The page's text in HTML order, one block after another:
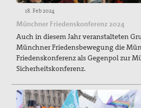
18. Feb 2024
Münchner Friedenskonferenz 2024
Auch in diesem Jahr veranstalteten
Münchner Friedensbewegung die
Friedenskonferenz als Gegenpol zur
Sicherheitskonferenz.